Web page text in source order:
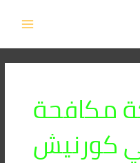
مكافحة
كورنيش